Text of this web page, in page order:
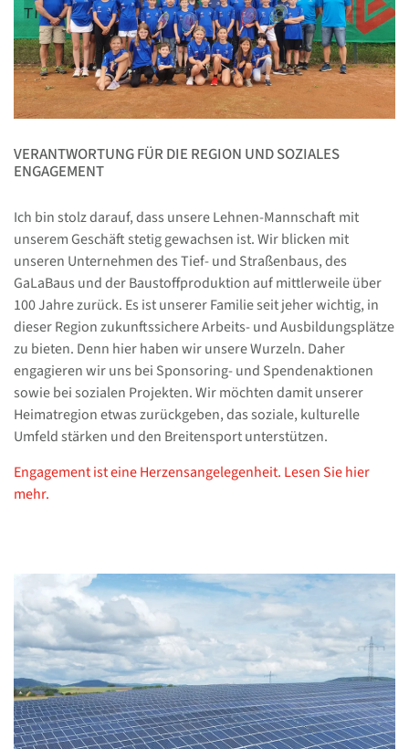
VERANTWORTUNG FÜR DIE REGION UND SOZIALES
ENGAGEMENT
Ich bin stolz darauf, dass unsere Lehnen-Mannschaft mit
unserem Geschäft stetig gewachsen ist. Wir blicken mit
unseren Unternehmen des Tief- und Straßenbaus, des
GaLaBaus und der Baustoffproduktion auf mittlerweile über
100 Jahre zurück. Es ist unserer Familie seit jeher wichtig, in
dieser Region zukunftssichere Arbeits- und Ausbildungsplätze
zu bieten. Denn hier haben wir unsere Wurzeln. Daher
engagieren wir uns bei Sponsoring- und Spendenaktionen
sowie bei sozialen Projekten. Wir möchten damit unserer
Heimatregion etwas zurückgeben, das soziale, kulturelle
Umfeld stärken und den Breitensport unterstützen.
Engagement ist eine Herzensangelegenheit. Lesen Sie hier
mehr.